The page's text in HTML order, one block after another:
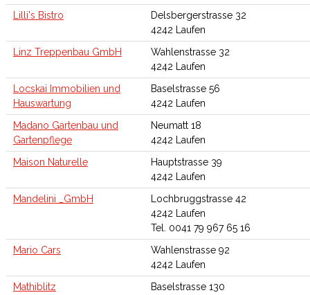
Lilli's Bistro
Delsbergerstrasse 32
4242 Laufen
Linz Treppenbau GmbH
Wahlenstrasse 32
4242 Laufen
Locskai Immobilien und
Hauswartung
Baselstrasse 56
4242 Laufen
Madano Gartenbau und
Gartenpflege
Neumatt 18
4242 Laufen
Maison Naturelle
Hauptstrasse 39
4242 Laufen
Mandelini _GmbH
Lochbruggstrasse 42
4242 Laufen
Tel. 0041 79 967 65 16
Mario Cars
Wahlenstrasse 92
4242 Laufen
Mathiblitz
Baselstrasse 130